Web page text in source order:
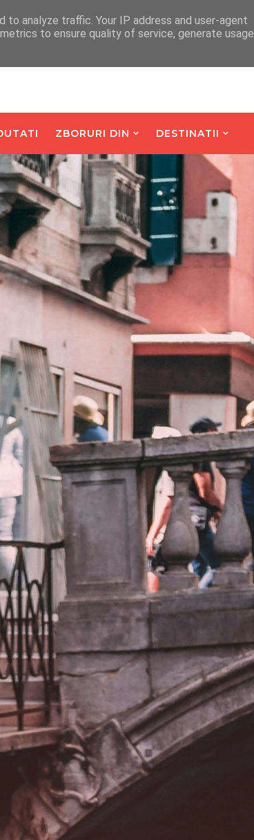
ZBORURI DIN DESTINATII
analyze traffic. Your IP address and user-agent
to ensure quality of service, generate usage